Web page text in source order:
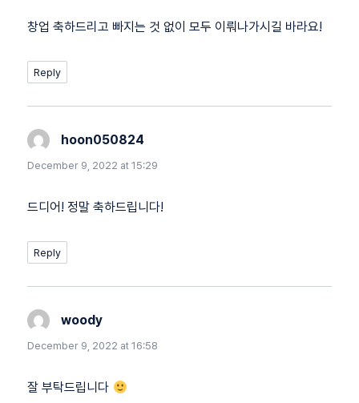
창업 축하드리고 빠지는 것 없이 모두 이뤄나가시길 바라요!
Reply
hoon050824
December 9, 2022 at 15:29
드디어! 정말 축하드립니다!
Reply
woody
December 9, 2022 at 16:58
잘 부탁드립니다